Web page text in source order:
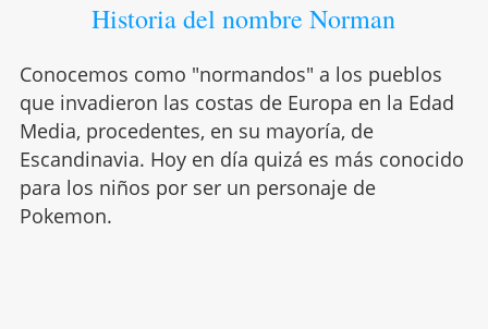
Historia del nombre Norman
Conocemos como "normandos" a los pueblos
que invadieron las costas de Europa en la Edad
Media, procedentes, en su mayoría, de
Escandinavia. Hoy en día quizá es más conocido
para los niños por ser un personaje de
Pokemon.